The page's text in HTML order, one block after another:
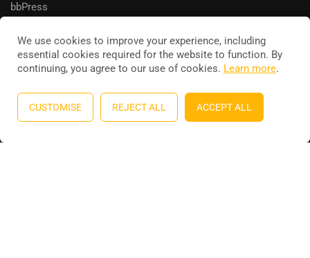
bbPress
Education WordPress themebyThimPress. Powered by
WordPress.
Privacy
Terms Sitemap Purchase
We use cookies to improve your experience, including
essential cookies required for the website to function. By
continuing, you agree to our use of cookies. Learn more.
CUSTOMISE REJECT ALL ACCEPT ALL